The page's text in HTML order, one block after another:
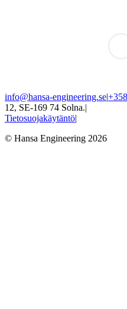
info@hansa-engineering.se|
12, SE-169 74 Solna.|
Tietosuojakäytäntö|
© Hansa Engineering 2026